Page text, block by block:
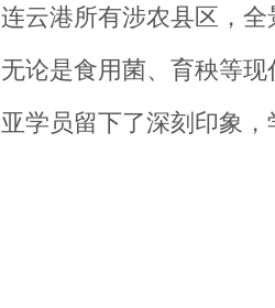
云港所有涉农县区，
论是食用菌、育秧等
学员留下了深刻印象